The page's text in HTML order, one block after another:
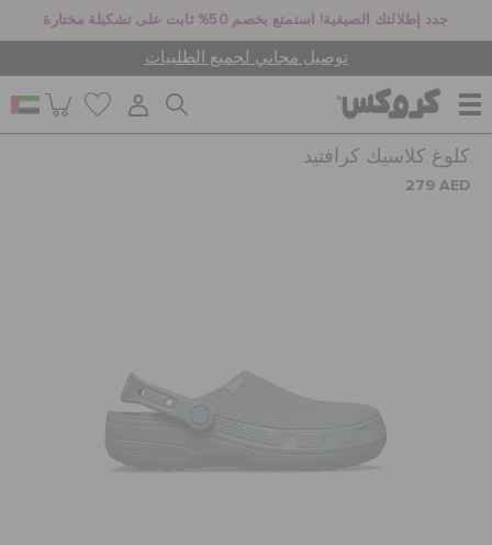
جدد إطلالتك الصيفية! استمتع بخصم 50% ثابت على تشكيلة مختارة
توصيل مجاني لجميع الطلبيات
للنساء
جيبيتز تشارمز
كلوغ كلاسيك كرافتيد
279 AED